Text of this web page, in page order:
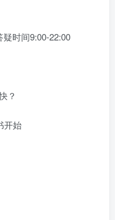
时间9:00-22:00
？
开始